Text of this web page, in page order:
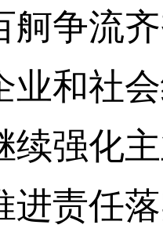
流齐
业和社
续强化
进责任